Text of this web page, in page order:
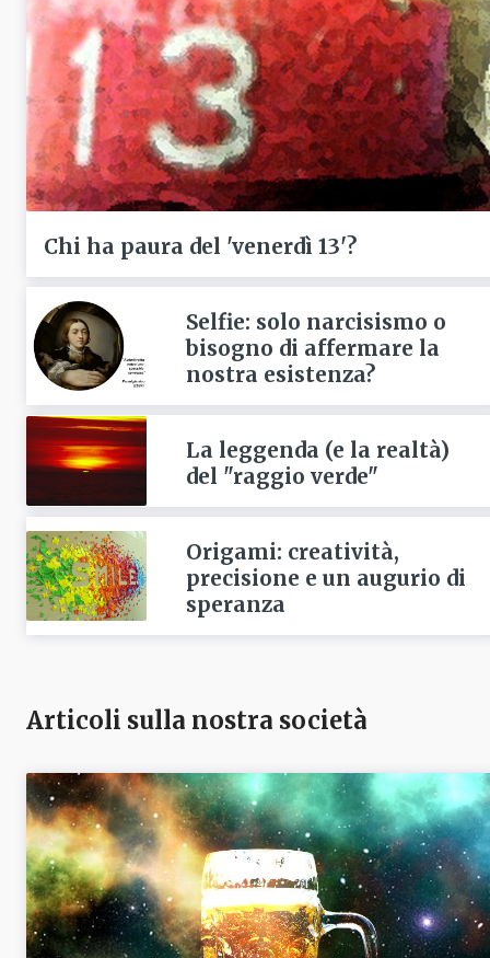
Chi ha paura del 'venerdì 13'?
Selfie: solo narcisismo o
bisogno di affermare la
nostra esistenza?
La leggenda (e la realtà)
del "raggio verde"
Origami: creatività,
precisione e un augurio di
speranza
Articoli sulla nostra società